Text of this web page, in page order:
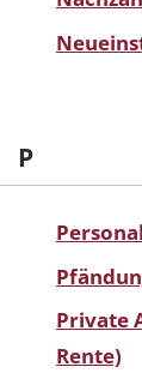
P
Private
Rente)